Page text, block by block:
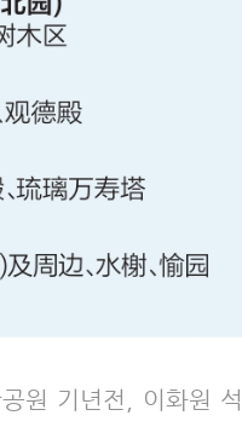
원 기년전, 이화원